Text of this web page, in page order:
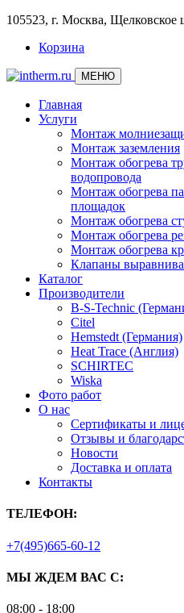
105523, г. Москва, Щелковское
Корзина
МЕНЮ
Главная
Услуги
Монтаж
Монтаж заземления
Монтаж обогрева
водопровода
Монтаж обогрева
площадок
Монтаж обогрева
Монтаж обогрева
Монтаж обогрева
Клапаны
Каталог
Производители
B-S-Technic
Citel
Hemstedt (Германия)
Heat Trace (Англия)
SCHIRTEC
Wiska
Фото работ
О нас
Сертификаты и
Отзывы и
Новости
Доставка и оплата
Контакты
ТЕЛЕФОН:
+7(495)665-60-12
МЫ ЖДЕМ ВАС С:
08:00 - 18:00